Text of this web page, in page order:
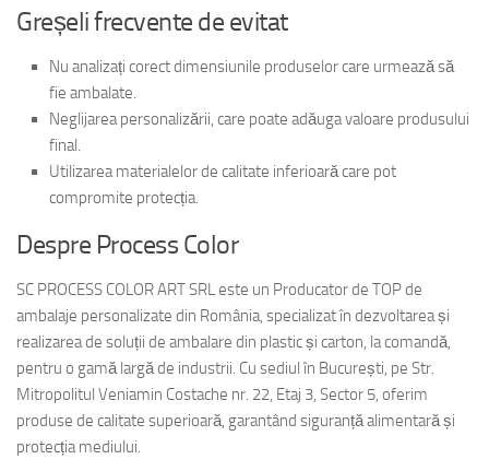
Greșeli frecvente de evitat
Nu analizați corect dimensiunile produselor care urmează să
fie ambalate.
Neglijarea personalizării, care poate adăuga valoare produsului
final.
Utilizarea materialelor de calitate inferioară care pot
compromite protecția.
Despre Process Color
SC PROCESS COLOR ART SRL este un Producator de TOP de
ambalaje personalizate din România, specializat în dezvoltarea și
realizarea de soluții de ambalare din plastic și carton, la comandă,
pentru o gamă largă de industrii. Cu sediul în București, pe Str.
Mitropolitul Veniamin Costache nr. 22, Etaj 3, Sector 5, oferim
produse de calitate superioară, garantând siguranță alimentară și
protecția mediului.